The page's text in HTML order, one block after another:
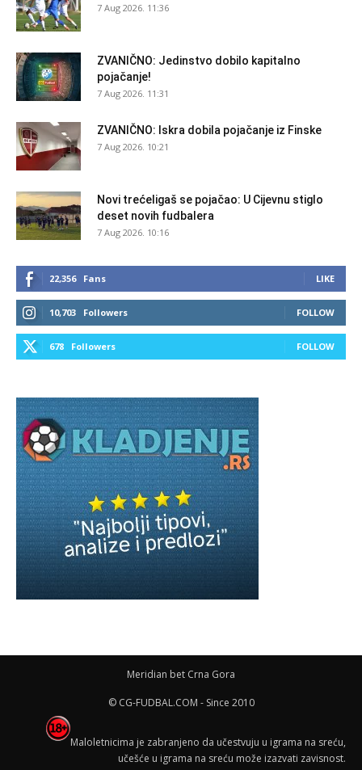
7 Aug 2026. 11:36
ZVANIČNO: Jedinstvo dobilo kapitalno
pojačanje!
7 Aug 2026. 11:31
ZVANIČNO: Iskra dobila pojačanje iz Finske
7 Aug 2026. 10:21
Novi trećeligaš se pojačao: U Cijevnu stiglo
deset novih fudbalera
7 Aug 2026. 10:16
22,356 Fans LIKE
10,703 Followers FOLLOW
678 Followers FOLLOW
Meridian bet Crna Gora
© CG-FUDBAL.COM - Since 2010
Maloletnicima je zabranjeno da učestvuju u igrama na sreću,
učešće u igrama na sreću može izazvati zavisnost.